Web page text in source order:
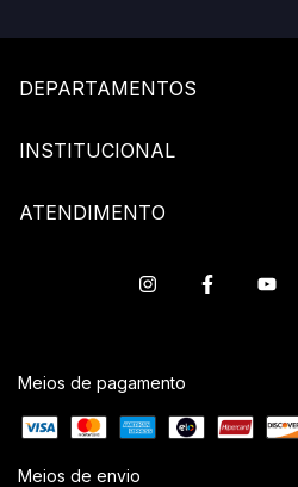
DEPARTAMENTOS
INSTITUCIONAL
ATENDIMENTO
Meios de pagamento
Meios de envio